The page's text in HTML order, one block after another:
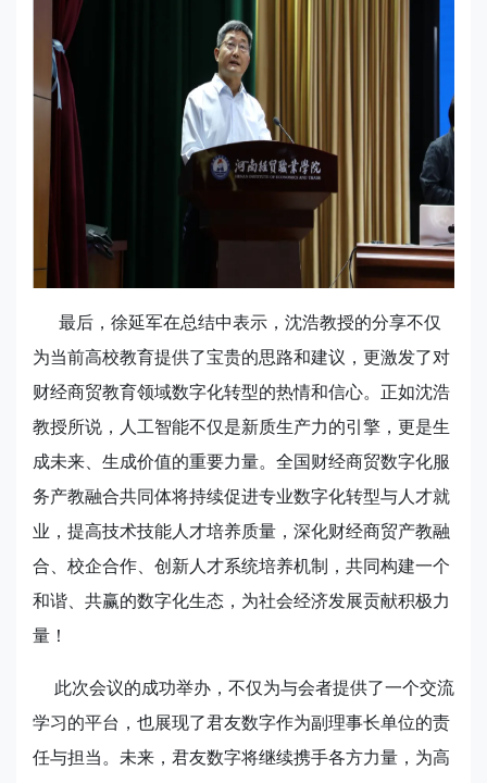
最后，徐延军在总结中表示，沈浩教授的分享不仅
为当前高校教育提供了宝贵的思路和建议，更激发了对
财经商贸教育领域数字化转型的热情和信心。正如沈浩
教授所说，人工智能不仅是新质生产力的引擎，更是生
成未来、生成价值的重要力量。全国财经商贸数字化服
务产教融合共同体将持续促进专业数字化转型与人才就
业，提高技术技能人才培养质量，深化财经商贸产教融
合、校企合作、创新人才系统培养机制，共同构建一个
和谐、共赢的数字化生态，为社会经济发展贡献积极力
量！
此次会议的成功举办，不仅为与会者提供了一个交流
学习的平台，也展现了君友数字作为副理事长单位的责
任与担当。未来，君友数字将继续携手各方力量，为高